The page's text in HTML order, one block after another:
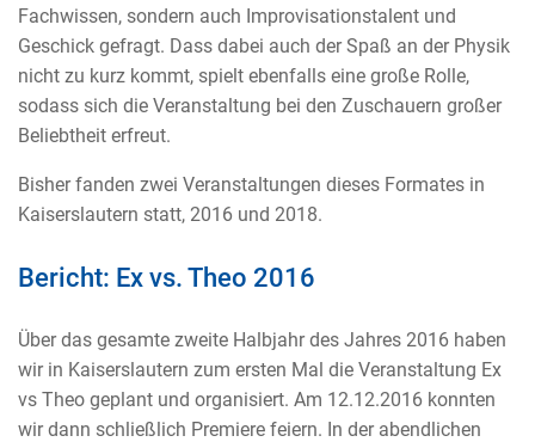
Fachwissen, sondern auch Improvisationstalent und
Geschick gefragt. Dass dabei auch der Spaß an der Physik
nicht zu kurz kommt, spielt ebenfalls eine große Rolle,
sodass sich die Veranstaltung bei den Zuschauern großer
Beliebtheit erfreut.
Bisher fanden zwei Veranstaltungen dieses Formates in
Kaiserslautern statt, 2016 und 2018.
Bericht: Ex vs. Theo 2016
Über das gesamte zweite Halbjahr des Jahres 2016 haben
wir in Kaiserslautern zum ersten Mal die Veranstaltung Ex
vs Theo geplant und organisiert. Am 12.12.2016 konnten
wir dann schließlich Premiere feiern. In der abendlichen